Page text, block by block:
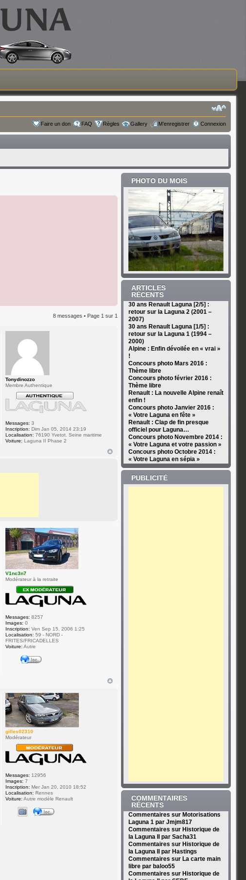
Faire un don FAQ Règles Gallery M’enregistrer Connexion
8 messages • Page 1 sur 1
Tonydinozzo
Membre Authentique
Messages: 3
Inscription: Dim Jan 05, 2014 23:19
Localisation: 76190 Yvetot. Seine maritime
Voiture: Laguna II Phase 2
V1nc3n7
Modérateur à la retraite
Messages: 8257
Images: 0
Inscription: Ven Sep 15, 2006 1:25
Localisation: 59 - NORD -
FRITES/FRICADELLES
Voiture: Autre
gilles02310
Modérateur
Messages: 12956
Images: 7
Inscription: Mer Jan 20, 2010 18:52
Localisation: Rennes
Voiture: Autre modèle Renault
PHOTO DU MOIS
ARTICLES
RÉCENTS
30 ans Renault Laguna [2/5] :
retour sur la Laguna 2 (2001 –
2007)
30 ans Renault Laguna [1/5] :
retour sur la Laguna 1 (1994 –
2000)
Alpine : Enfin dévoilée en « vrai »
!
Concours photo Mars 2016 :
Thème libre
Concours photo février 2016 :
Thème libre
Renault : La nouvelle Alpine renaît
enfin !
Concours photo Janvier 2016 :
« Votre Laguna en fête »
Renault : Clap de fin presque
officiel pour Laguna…
Concours photo Novembre 2014 :
« Votre Laguna et votre passion »
Concours photo Octobre 2014 :
« Votre Laguna en sépia »
PUBLICITÉ
COMMENTAIRES
RÉCENTS
Commentaires sur Motorisations
Laguna 1 par Jmjm817
Commentaires sur Historique de
la Laguna II par Sacha31
Commentaires sur Historique de
la Laguna II par Hastings
Commentaires sur La carte main
libre par baloo55
Commentaires sur Historique de